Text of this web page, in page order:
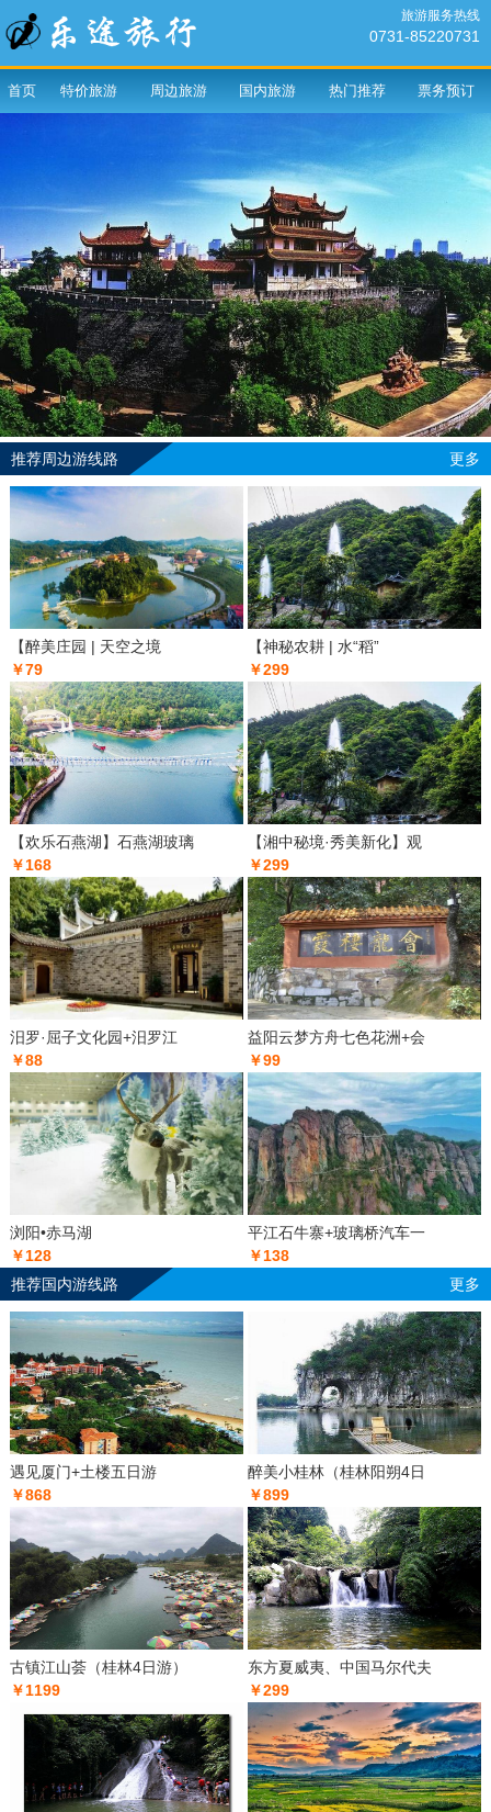
旅游服务热线
0731-85220731
首页 特价旅游 周边旅游 国内旅游 热门推荐 票务预订
推荐周边游线路 更多
【醉美庄园 | 天空之境
￥79
【神秘农耕 | 水“稻”
￥299
【欢乐石燕湖】石燕湖玻璃
￥168
【湘中秘境·秀美新化】观
￥299
汨罗·屈子文化园+汨罗江
￥88
益阳云梦方舟七色花洲+会
￥99
浏阳•赤马湖
￥128
平江石牛寨+玻璃桥汽车一
￥138
推荐国内游线路
更多
遇见厦门+土楼五日游
￥868
醉美小桂林（桂林阳朔4日
￥899
古镇江山荟（桂林4日游）
￥1199
东方夏威夷、中国马尔代夫
￥299